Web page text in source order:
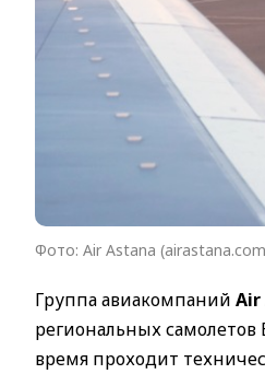
Фото: Air Astana
Группа авиакомпаний Air
региональных
время проходит